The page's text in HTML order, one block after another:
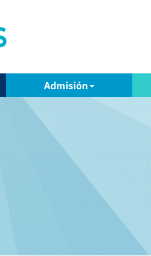
Admisión